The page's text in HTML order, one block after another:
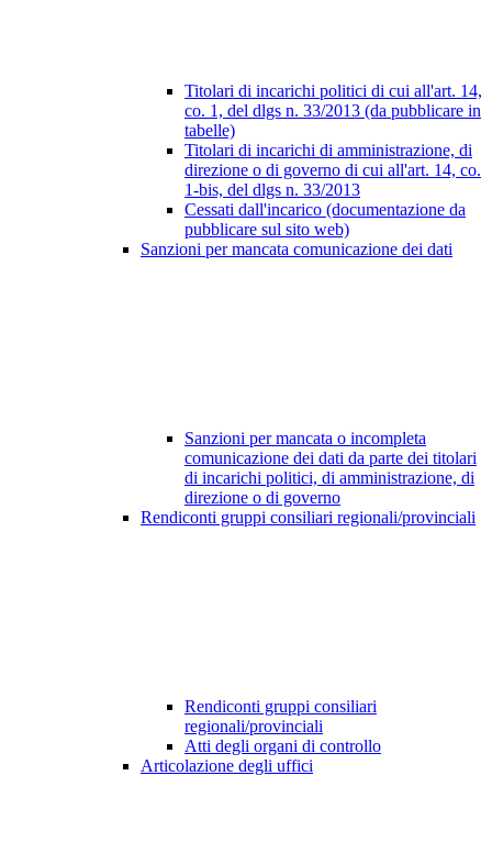
Titolari di incarichi politici di cui all'art. 14,
co. 1, del dlgs n. 33/2013 (da pubblicare in
tabelle)
Titolari di incarichi di amministrazione, di
direzione o di governo di cui all'art. 14, co.
1-bis, del dlgs n. 33/2013
Cessati dall'incarico (documentazione da
pubblicare sul sito web)
Sanzioni per mancata comunicazione dei dati
Sanzioni per mancata o incompleta
comunicazione dei dati da parte dei titolari
di incarichi politici, di amministrazione, di
direzione o di governo
Rendiconti gruppi consiliari regionali/provinciali
Rendiconti gruppi consiliari
regionali/provinciali
Atti degli organi di controllo
Articolazione degli uffici